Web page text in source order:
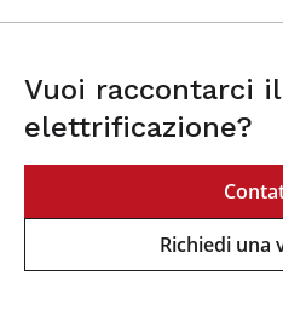
Vuoi raccontarci
elettrificazione?
Richiedi una